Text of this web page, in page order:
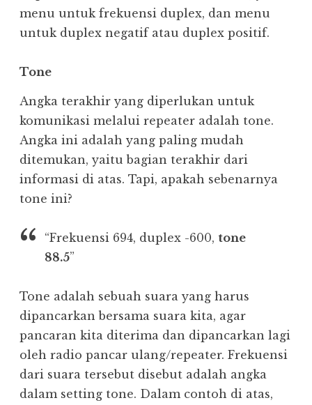
menu untuk frekuensi duplex, dan menu
untuk duplex negatif atau duplex positif.
Tone
Angka terakhir yang diperlukan untuk
komunikasi melalui repeater adalah tone.
Angka ini adalah yang paling mudah
ditemukan, yaitu bagian terakhir dari
informasi di atas. Tapi, apakah sebenarnya
tone ini?
“Frekuensi 694, duplex -600, tone
88.5”
Tone adalah sebuah suara yang harus
dipancarkan bersama suara kita, agar
pancaran kita diterima dan dipancarkan lagi
oleh radio pancar ulang/repeater. Frekuensi
dari suara tersebut disebut adalah angka
dalam setting tone. Dalam contoh di atas,